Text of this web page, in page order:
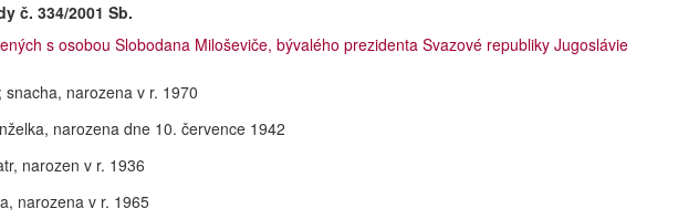
č. 334/2001 Sb.
s osobou Slobodana Miloševiče, bývalého prezidenta Svazové republiky Jugoslávie
narozena v r. 1970
narozena dne 10. července 1942
narozen v r. 1936
narozena v r. 1965